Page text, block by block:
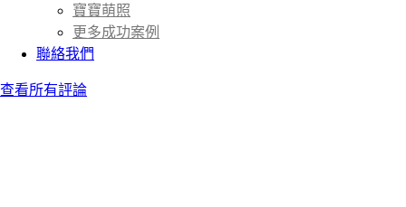
寶寶萌照
更多成功案例
聯絡我們
查看所有評論